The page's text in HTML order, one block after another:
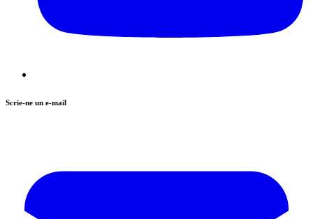
Scrie-ne un e-mail